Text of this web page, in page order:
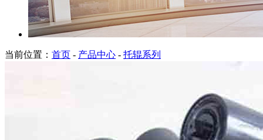
当前位置： 首页 - 产品中心 - 托辊系列